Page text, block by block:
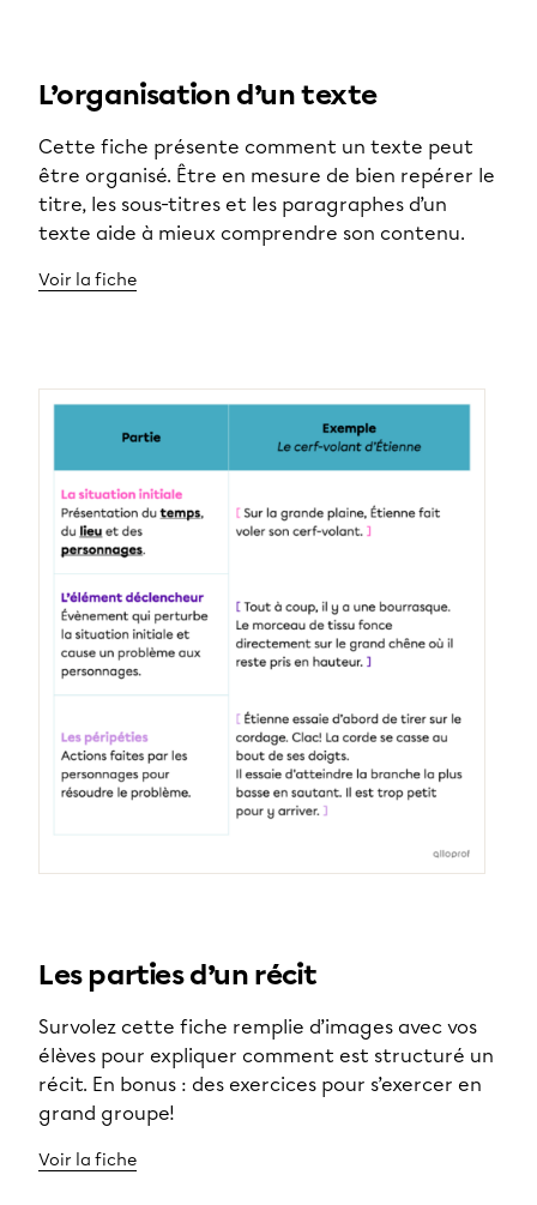
L’organisation d’un texte
Cette fiche présente comment un texte peut
être organisé. Être en mesure de bien repérer le
titre, les sous-titres et les paragraphes d’un
texte aide à mieux comprendre son contenu.
Voir la fiche
Les parties d’un récit
Survolez cette fiche remplie d’images avec vos
élèves pour expliquer comment est structuré un
récit. En bonus : des exercices pour s’exercer en
grand groupe!
Voir la fiche